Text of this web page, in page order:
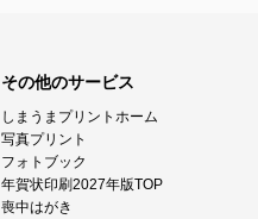
その他のサービス
しまうまプリントホーム
写真プリント
フォトブック
年賀状印刷2027年版TOP
喪中はがき